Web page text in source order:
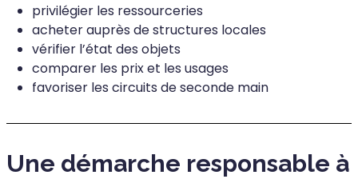
privilégier les ressourceries
acheter auprès de structures locales
vérifier l’état des objets
comparer les prix et les usages
favoriser les circuits de seconde main
Une démarche responsable à